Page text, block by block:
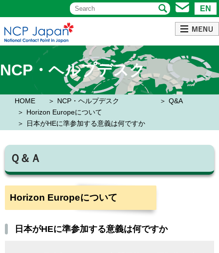
EN
NCP・ヘルプデスク
HOME NCP・ヘルプデスク
Q&A
Horizon Europeについて
日本がHEに準参加する意義は何ですか
Ｑ＆Ａ
Horizon Europeについて
日本がHEに準参加する意義は何ですか